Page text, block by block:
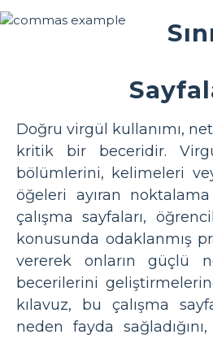
Doğru virgül kullanımı,
kritik bir beceridir.
bölümlerini, kelimeleri
öğeleri ayıran
çalışma sayfaları,
konusunda odaklanmış
vererek onların güçlü
becerilerini
kılavuz, bu çalışma
neden fayda sağladığını,